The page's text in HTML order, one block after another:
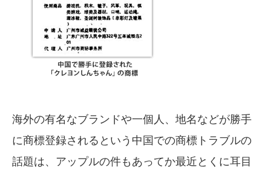
海外の有名なブランドや一個人、地名などが勝手
に商標登録されるという中国での商標トラブルの
話題は、アップルの件もあってか最近とくに耳目